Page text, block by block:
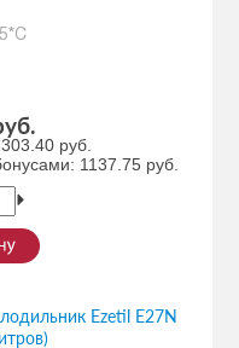
303.40 руб.
1137.75 руб.